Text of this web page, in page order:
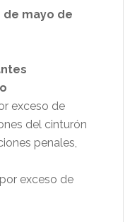
de mayo de
exceso de
del cinturón
penales,
exceso de